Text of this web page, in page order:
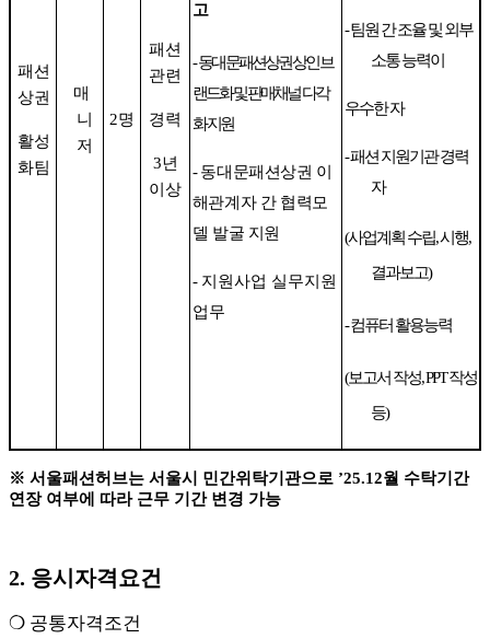
패션
상권
활성
화팀
매
니
저
2명
패션
관련
경력
3년
이상
고
-동대문패션상권 상인 브
랜드화 및 판매채널 다각
화 지원
- 동대문패션상권 이
해관계자 간 협력모
델 발굴 지원
- 지원사업 실무지원
업무
-팀원 간 조율 및 외부
소통 능력이
우수한 자
-패션 지원기관 경력
자
(사업계획 수립,시행,
결과보고)
-컴퓨터 활용능력
(보고서 작성, PPT작성
등)
※ 서울패션허브는 서울시 민간위탁기관으로 ’25.12월 수탁기간
연장 여부에 따라 근무 기간 변경 가능
2. 응시자격요건
❍ 공통자격조건